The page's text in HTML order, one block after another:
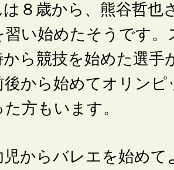
８歳から、熊谷哲也
習い始めたそうです。
ら競技を始めた選手
後から始めてオリン
方もいます。
児からバレエを始めて